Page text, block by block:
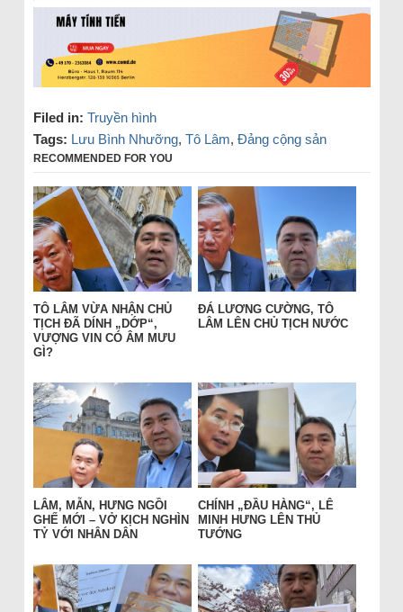
Filed in: Truyền hình
Tags: Lưu Bình Nhưỡng, Tô Lâm, Đảng cộng sản
RECOMMENDED FOR YOU
TÔ LÂM VỪA NHẬN CHỦ
TỊCH ĐÃ DÍNH „DỚP“,
VƯỢNG VIN CÓ ÂM MƯU
GÌ?
ĐÁ LƯƠNG CƯỜNG, TÔ
LÂM LÊN CHỦ TỊCH NƯỚC
LÂM, MẪN, HƯNG NGỒI
GHẾ MỚI – VỞ KỊCH NGHÌN
TỶ VỚI NHÂN DÂN
CHÍNH „ĐẦU HÀNG“, LÊ
MINH HƯNG LÊN THỦ
TƯỚNG